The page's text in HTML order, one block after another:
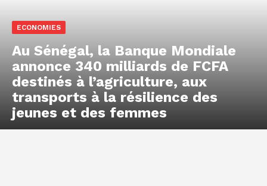
ECONOMIES
Au Sénégal, la Banque Mondiale
annonce 340 milliards de FCFA
destinés à l’agriculture, aux
transports à la résilience des
jeunes et des femmes